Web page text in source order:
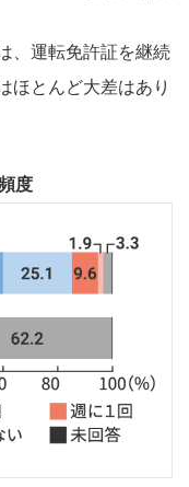
、運転免許証を継続
ほとんど大差はあり
度